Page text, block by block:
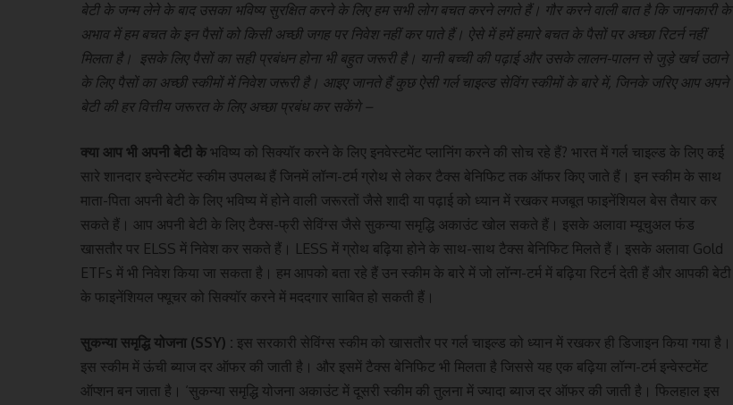
बेटी के जन्म लेने के बाद उसका भविष्य सुरक्षित करने के लिए हम सभी लोग बचत करने लगते हैं। गौर करने वाली बात है कि जानकारी के
अभाव में हम बचत के इन पैसों को किसी अच्छी जगह पर निवेश नहीं कर पाते हैं। ऐसे में हमें हमारे बचत के पैसों पर अच्छा रिटर्न नहीं
मिलता है। इसके लिए पैसों का सही प्रबंधन होना भी बहुत जरूरी है। यानी बच्ची की पढ़ाई और उसके लालन-पालन से जुड़े खर्च उठाने
के लिए पैसों का अच्छी स्कीमों में निवेश जरूरी है। आइए जानते हैं कुछ ऐसी गर्ल चाइल्ड सेविंग स्कीमों के बारे में, जिनके जरिए आप अपने
बेटी की हर वित्तीय जरूरत के लिए अच्छा प्रबंध कर सकेंगे –
क्या आप भी अपनी बेटी केभविष्य को सिक्यॉर करने के लिए इनवेस्टमेंट प्लानिंग करने की सोच रहे हैं? भारत में गर्ल चाइल्ड के लिए कई
सारे शानदार इन्वेस्टमेंट स्कीम उपलब्ध हैं जिनमें लॉन्ग-टर्म ग्रोथ से लेकर टैक्स बेनिफिट तक ऑफर किए जाते हैं। इन स्कीम के साथ
माता-पिता अपनी बेटी के लिए भविष्य में होने वाली जरूरतों जैसे शादी या पढ़ाई को ध्यान में रखकर मजबूत फाइनेंशियल बेस तैयार कर
सकते हैं। आप अपनी बेटी के लिए टैक्स-फ्री सेविंग्स जैसे सुकन्या समृद्धि अकाउंट खोल सकते हैं। इसके अलावा म्यूचुअल फंड
खासतौर पर ELSS में निवेश कर सकते हैं। LESS में ग्रोथ बढ़िया होने के साथ-साथ टैक्स बेनिफिट मिलते हैं। इसके अलावा Gold
ETFs में भी निवेश किया जा सकता है। हम आपको बता रहे हैं उन स्कीम के बारे में जो लॉन्ग-टर्म में बढ़िया रिटर्न देती हैं और आपकी बेटी
के फाइनेंशियल फ्यूचर को सिक्यॉर करने में मददगार साबित हो सकती हैं।
सुकन्या समृद्धि योजना (SSY) :इस सरकारी सेविंग्स स्कीम को खासतौर पर गर्ल चाइल्ड को ध्यान में रखकर ही डिजाइन किया गया है।
इस स्कीम में ऊंची ब्याज दर ऑफर की जाती है। और इसमें टैक्स बेनिफिट भी मिलता है जिससे यह एक बढ़िया लॉन्ग-टर्म इन्वेस्टमेंट
ऑप्शन बन जाता है। ‘सुकन्या समृद्धि योजना अकाउंट में दूसरी स्कीम की तुलना में ज्यादा ब्याज दर ऑफर की जाती है। फिलहाल इस